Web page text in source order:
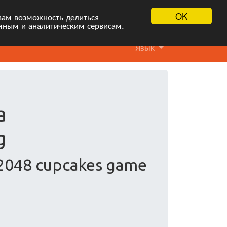
OK
возможность делиться
и аналитическим сервисам.
Язык
cupcakes game